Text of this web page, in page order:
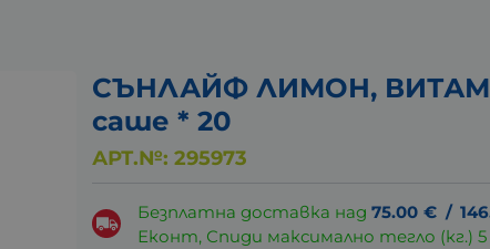
СЪНЛАЙФ ЛИМОН,
саше * 20
АРТ.№: 295973
Безплатна доставка над75.00 € /
Еконт, Спиди максимално тегло (кг.) 5